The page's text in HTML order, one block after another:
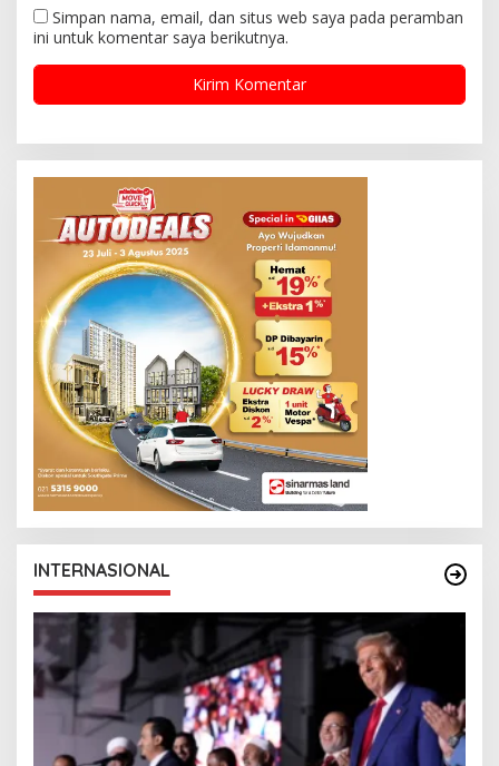
Simpan nama, email, dan situs web saya pada peramban
ini untuk komentar saya berikutnya.
INTERNASIONAL